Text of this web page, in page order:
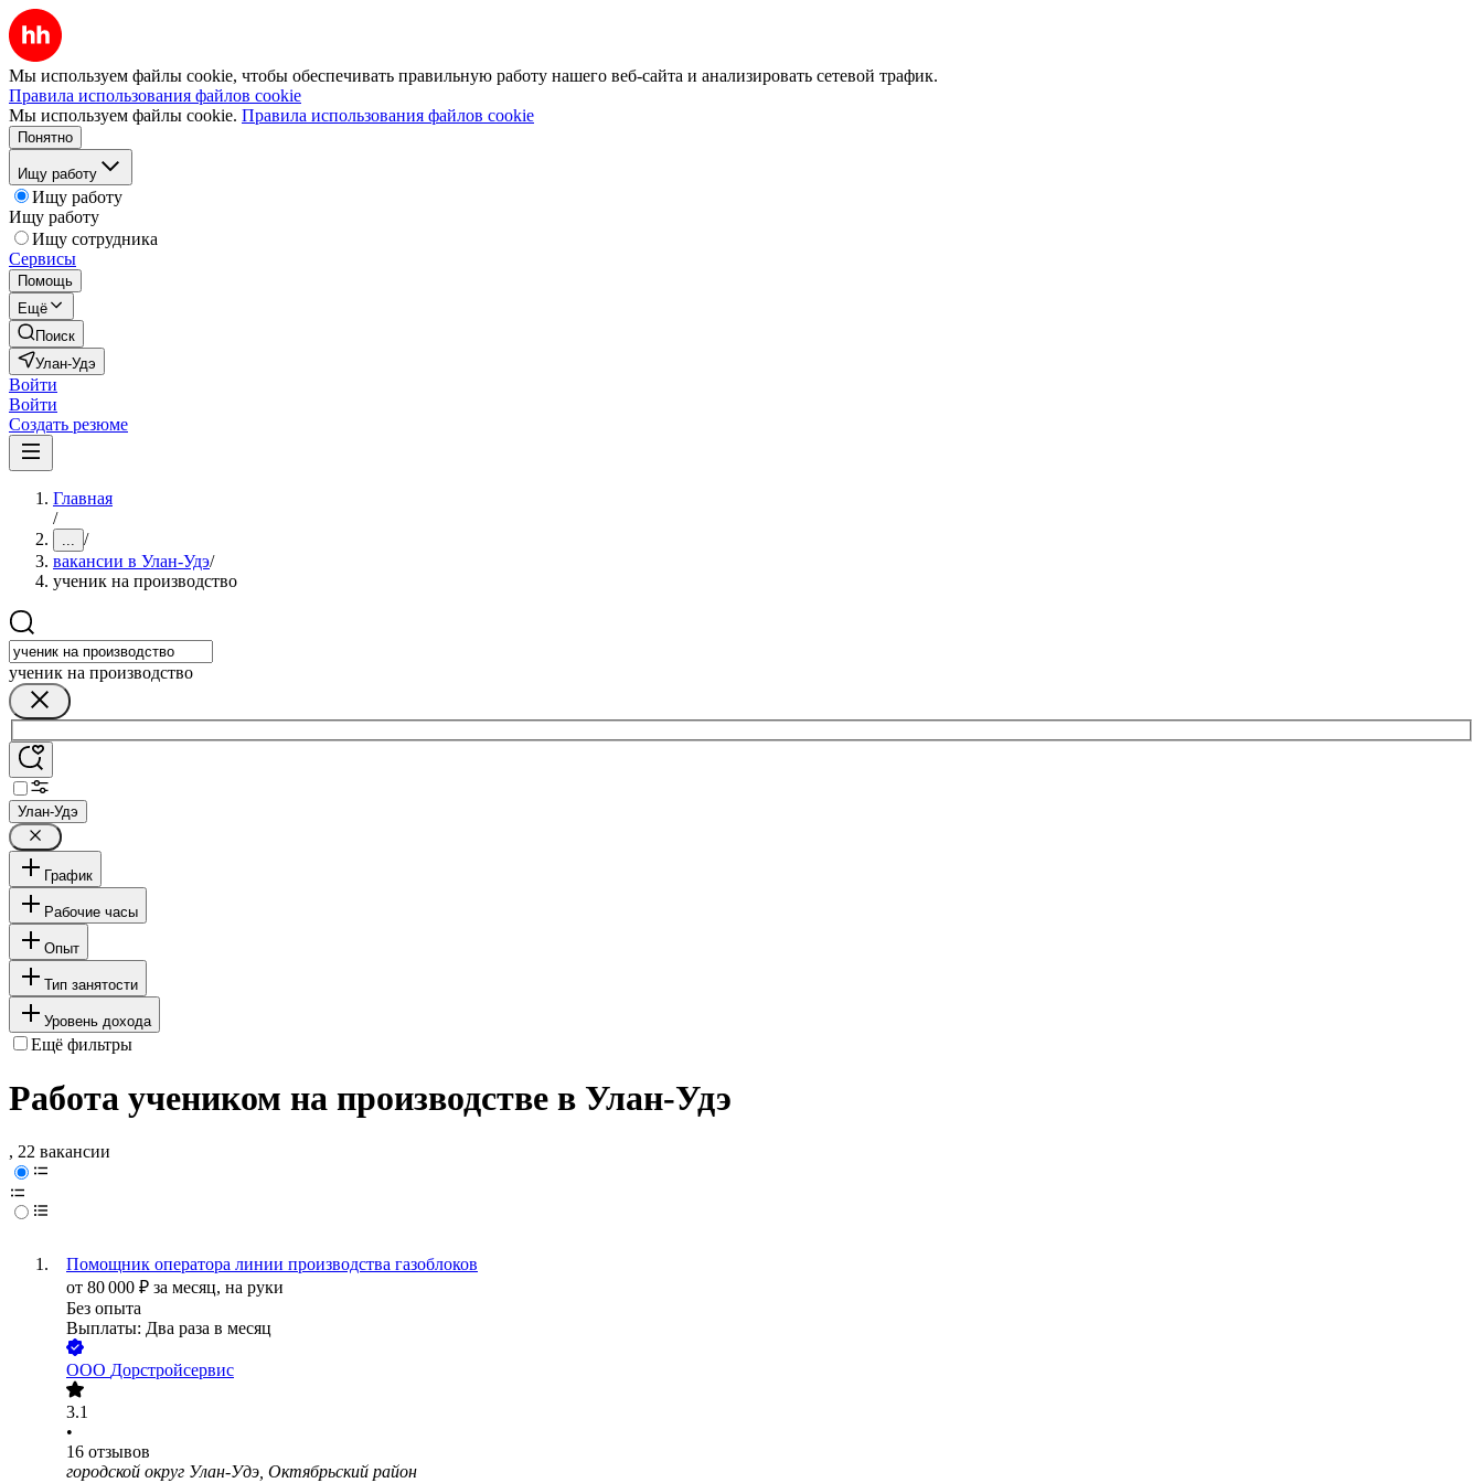
Мы используем файлы cookie, чтобы обеспечивать правильную работу нашего веб-сайта и анализировать сетевой трафик.
Правила использования файлов cookie
Мы используем файлы cookie. Правила использования файлов cookie
Понятно
Ищу работу
Ищу работу
Ищу работу
Ищу сотрудника
Сервисы
Помощь
Ещё
Поиск
Улан-Удэ
Войти
Войти
Создать резюме
Главная
/
... /
вакансии в Улан-Удэ/
ученик на производство
ученик на производство
Улан-Удэ
График
Рабочие часы
Опыт
Тип занятости
Уровень дохода
Ещё фильтры
Работа учеником на производстве в Улан-Удэ
, 22 вакансии
Помощник оператора линии производства газоблоков
от 80 000 ₽ за месяц, на руки
Без опыта
Выплаты: Два раза в месяц
ООО Дорстройсервис
3.1
•
16 отзывов
городской округ Улан-Удэ, Октябрьский район